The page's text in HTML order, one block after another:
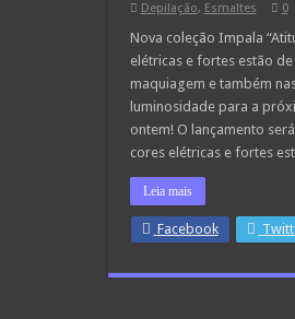
Depilação, Esmaltes 0
Nova coleção Impala
elétricas e fortes estão
maquiagem e também
luminosidade para a
ontem! O lançamento
cores elétricas e fortes
Leia mais
Facebook